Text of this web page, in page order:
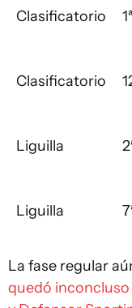
Clasificatorio 1ª
Clasificatorio
Liguilla
Liguilla
La fase regular
quedó